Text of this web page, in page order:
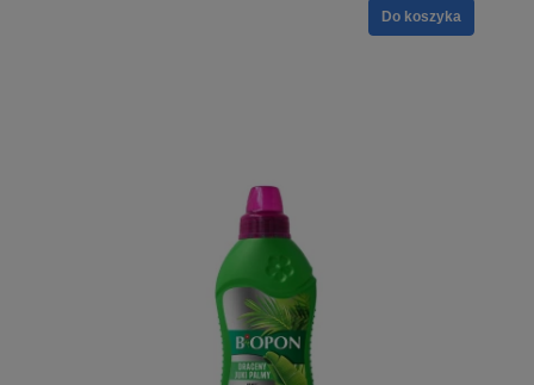
Do koszyka